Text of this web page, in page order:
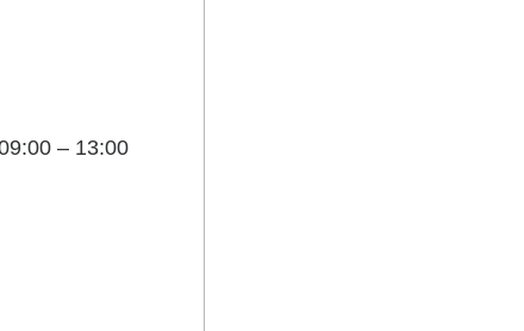
– 13:00